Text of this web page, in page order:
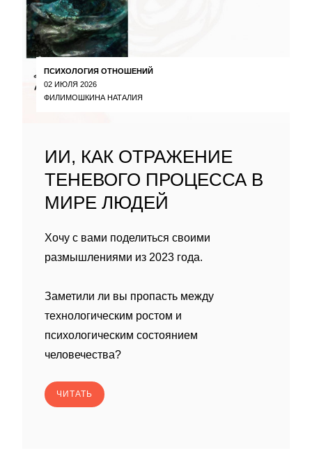
ПСИХОЛОГИЯ ОТНОШЕНИЙ
02 ИЮЛЯ 2026
ФИЛИМОШКИНА НАТАЛИЯ
ИИ, КАК ОТРАЖЕНИЕ
ТЕНЕВОГО ПРОЦЕССА В
МИРЕ ЛЮДЕЙ
Хочу с вами поделиться своими
размышлениями из 2023 года.
Заметили ли вы пропасть между
технологическим ростом и
психологическим состоянием
человечества?
ЧИТАТЬ